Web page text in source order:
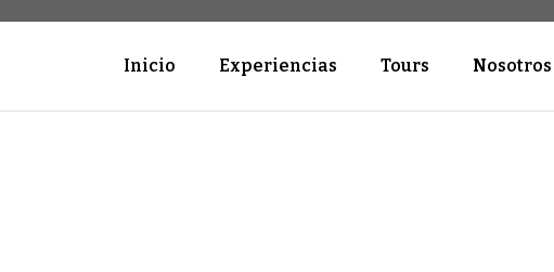
Inicio Experiencias Tours Nosotros